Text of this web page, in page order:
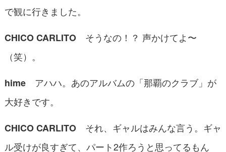
で観に行きました。
CHICO CARLITOそうなの！？ 声かけてよ〜
（笑）。
himeアハハ。あのアルバムの「那覇のクラブ」が
大好きです。
CHICO CARLITOそれ、ギャルはみんな言う。ギャ
ル受けが良すぎて、パート2作ろうと思ってるもん